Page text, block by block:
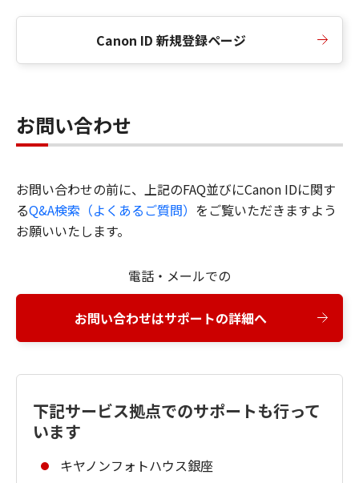
Canon ID 新規登録ページ
お問い合わせ
お問い合わせの前に、上記のFAQ並びにCanon IDに関す
るQ&A検索（よくあるご質問） をご覧いただきますよう
お願いいたします。
電話・メールでの
お問い合わせはサポートの詳細へ
下記サービス拠点でのサポートも行って
います
キヤノンフォトハウス銀座